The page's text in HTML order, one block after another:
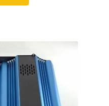
€ 349,00 €.